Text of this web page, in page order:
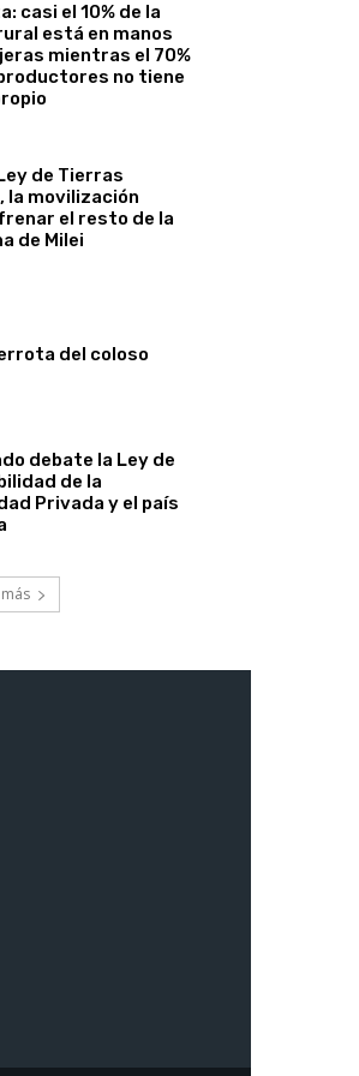
casi el 10% de la
está en manos
mientras el 70%
no tiene
de Tierras
la movilización
el resto de la
de Milei
del coloso
debate la Ley de
de la
Privada y el país